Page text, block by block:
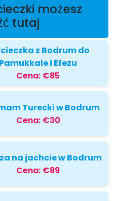
możesz
tutaj
z Bodrum do
Pamukkale i Efezu
Cena: €85
Turecki w Bodrum
Cena: €30
na jachcie w Bodrum
Cena: €89